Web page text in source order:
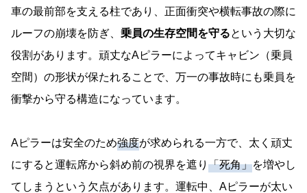
車の最前部を支える柱であり、正面衝突や横転事故の際に
ルーフの崩壊を防ぎ、 乗員の生存空間を守るという大切な
役割があります。頑丈なAピラーによってキャビン（乗員
空間）の形状が保たれることで、万一の事故時にも乗員を
衝撃から守る構造になっています。
Aピラーは安全のため強度が求められる一方で、太く頑丈
にすると運転席から斜め前の視界を遮り 「死角」を増やし
てしまうという欠点があります。運転中、Aピラーが太い